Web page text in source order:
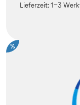
Lieferzeit:1-3
%